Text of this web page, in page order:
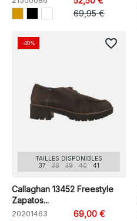
69,95 €
TAILLES DISPONIBLES
37
38 39 40 41
Callaghan 13452 Freestyle
Zapatos...
20201463
69,00 €
-40% favorite_border